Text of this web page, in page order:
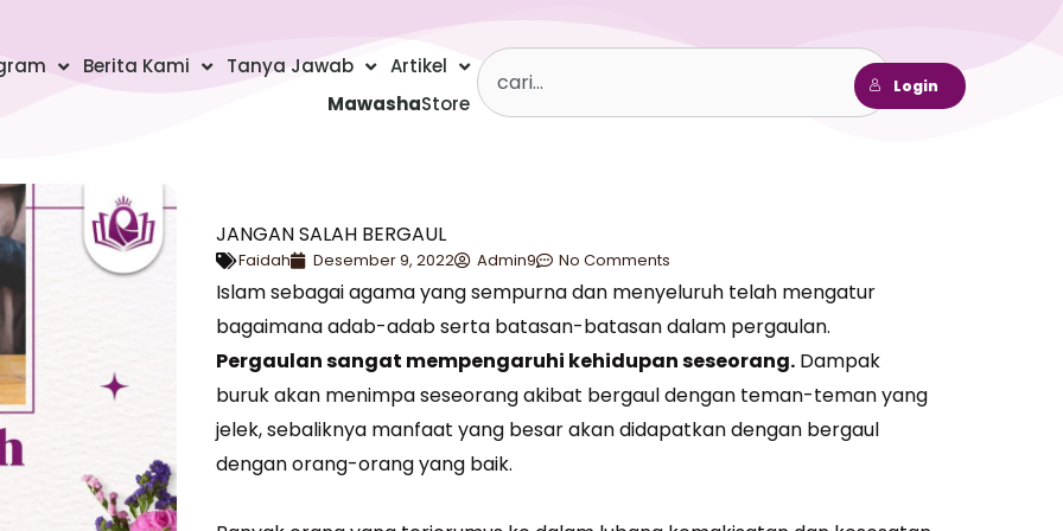
Berita Kami Tanya Jawab
Artikel
MawashaStore
Search
Login
JANGAN SALAH BERGAUL
Faidah Desember 9, 2022 Admin9 No Comments
Islam sebagai agama yang sempurna dan menyeluruh telah mengatur
bagaimana adab-adab serta batasan-batasan dalam pergaulan.
Pergaulan sangat mempengaruhi kehidupan seseorang. Dampak
buruk akan menimpa seseorang akibat bergaul dengan teman-teman yang
jelek, sebaliknya manfaat yang besar akan didapatkan dengan bergaul
dengan orang-orang yang baik.